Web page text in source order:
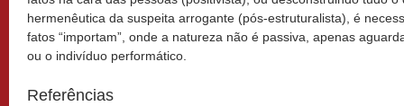
hermenêutica da suspeita arrogante (pós-estruturalista), é
fatos “importam”, onde a natureza não é passiva, apenas
ou o indivíduo performático.
Referências